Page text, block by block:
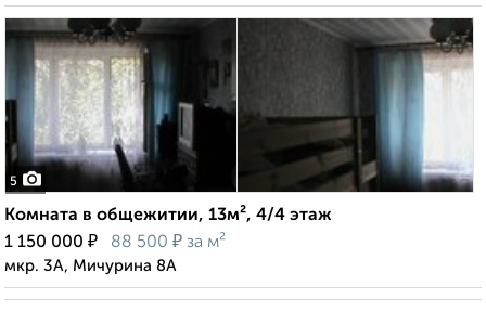
5
Комната в общежитии, 13м², 4/4 этаж
1 150 000 ₽ 88 500 ₽ за м²
мкр. 3А, Мичурина 8А